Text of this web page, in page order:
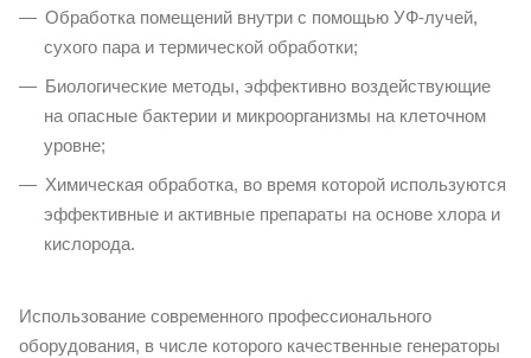
Обработка помещений внутри с помощью УФ-лучей,
сухого пара и термической обработки;
Биологические методы, эффективно воздействующие
на опасные бактерии и микроорганизмы на клеточном
уровне;
Химическая обработка, во время которой используются
эффективные и активные препараты на основе хлора и
кислорода.
Использование современного профессионального
оборудования, в числе которого качественные генераторы